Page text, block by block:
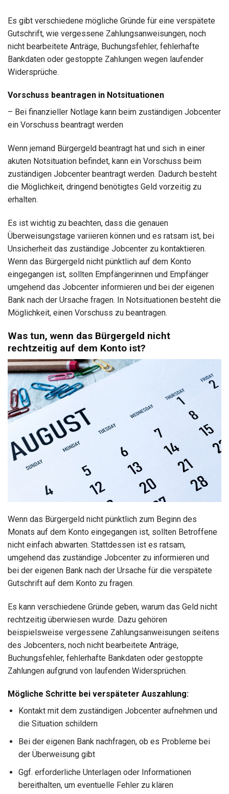
Es gibt verschiedene mögliche Gründe für eine verspätete
Gutschrift, wie vergessene Zahlungsanweisungen, noch
nicht bearbeitete Anträge, Buchungsfehler, fehlerhafte
Bankdaten oder gestoppte Zahlungen wegen laufender
Widersprüche.
Vorschuss beantragen in Notsituationen
– Bei finanzieller Notlage kann beim zuständigen Jobcenter
ein Vorschuss beantragt werden
Wenn jemand Bürgergeld beantragt hat und sich in einer
akuten Notsituation befindet, kann ein Vorschuss beim
zuständigen Jobcenter beantragt werden. Dadurch besteht
die Möglichkeit, dringend benötigtes Geld vorzeitig zu
erhalten.
Es ist wichtig zu beachten, dass die genauen
Überweisungstage variieren können und es ratsam ist, bei
Unsicherheit das zuständige Jobcenter zu kontaktieren.
Wenn das Bürgergeld nicht pünktlich auf dem Konto
eingegangen ist, sollten Empfängerinnen und Empfänger
umgehend das Jobcenter informieren und bei der eigenen
Bank nach der Ursache fragen. In Notsituationen besteht die
Möglichkeit, einen Vorschuss zu beantragen.
Was tun, wenn das Bürgergeld nicht
rechtzeitig auf dem Konto ist?
Wenn das Bürgergeld nicht pünktlich zum Beginn des
Monats auf dem Konto eingegangen ist, sollten Betroffene
nicht einfach abwarten. Stattdessen ist es ratsam,
umgehend das zuständige Jobcenter zu informieren und
bei der eigenen Bank nach der Ursache für die verspätete
Gutschrift auf dem Konto zu fragen.
Es kann verschiedene Gründe geben, warum das Geld nicht
rechtzeitig überwiesen wurde. Dazu gehören
beispielsweise vergessene Zahlungsanweisungen seitens
des Jobcenters, noch nicht bearbeitete Anträge,
Buchungsfehler, fehlerhafte Bankdaten oder gestoppte
Zahlungen aufgrund von laufenden Widersprüchen.
Mögliche Schritte bei verspäteter Auszahlung:
Kontakt mit dem zuständigen Jobcenter aufnehmen und
die Situation schildern
Bei der eigenen Bank nachfragen, ob es Probleme bei
der Überweisung gibt
Ggf. erforderliche Unterlagen oder Informationen
bereithalten, um eventuelle Fehler zu klären